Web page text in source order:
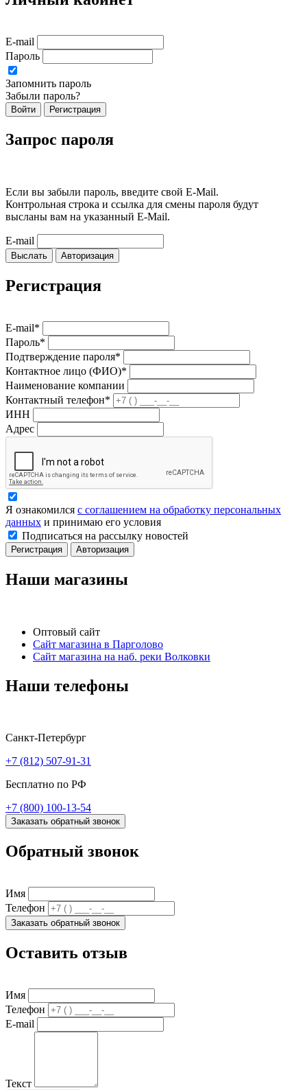
E-mail
Пароль
Запомнить пароль
Забыли пароль?
Войти Регистрация
Запрос пароля
Если вы забыли пароль, введите свой E-Mail.
Контрольная строка и ссылка для смены пароля будут
высланы вам на указанный E-Mail.
E-mail
Выслать Авторизация
Регистрация
E-mail*
Пароль*
Подтверждение пароля*
Контактное лицо (ФИО)*
Наименование компании
Контактный телефон*
ИНН
Адрес
Я ознакомился с соглашением на обработку персональных
данных и принимаю его условия
Подписаться на рассылку новостей
Регистрация Авторизация
Наши магазины
Оптовый сайт
Сайт магазина в Парголово
Сайт магазина на наб. реки Волковки
Наши телефоны
Санкт-Петербург
+7 (812) 507-91-31
Бесплатно по РФ
+7 (800) 100-13-54
Заказать обратный звонок
Обратный звонок
Имя
Телефон
Заказать обратный звонок
Оставить отзыв
Имя
Телефон
E-mail
Текст